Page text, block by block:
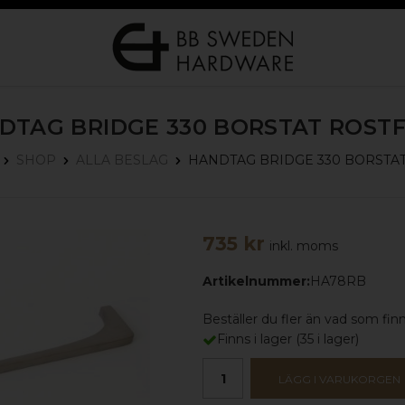
BRIDGE 330 BORSTAT
SHOP ALLA BESLAG HANDTAG BRIDGE 330
735 kr inkl. moms
Artikelnummer:HA78RB
Beställer du fler än vad som
Finns i lager (35 i lager)
LÄGG I VARUKORGEN